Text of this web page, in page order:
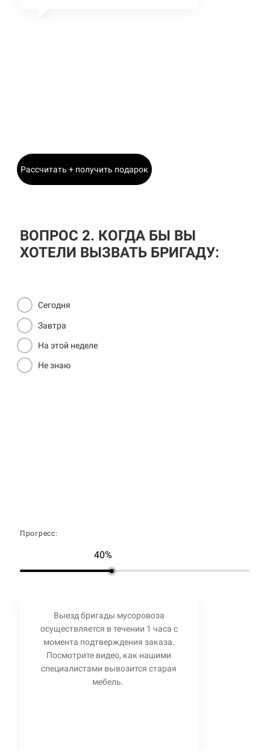
Рассчитать + получить подарок
ВОПРОС 2. КОГДА БЫ ВЫ
ХОТЕЛИ ВЫЗВАТЬ БРИГАДУ:
Сегодня
Завтра
На этой неделе
Не знаю
Прогресс:
40%
Выезд бригады мусоровоза
осуществляется в течении 1 часа с
момента подтверждения заказа.
Посмотрите видео, как нашими
специалистами вывозится старая
мебель.